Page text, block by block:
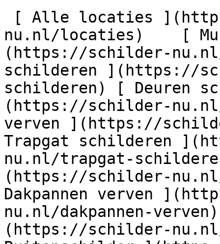
nu.nl/locaties)    [
(https://schilder-
schilderen ](https://
schilderen) [ Deuren
(https://schilder-
verven ](https://
Trapgat schilderen
nu.nl/trapgat-
(https://schilder-
Dakpannen verven
nu.nl/dakpannen-
(https://schilder-